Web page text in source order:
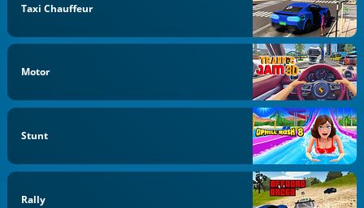
Taxi Chauffeur
Motor
Stunt
Rally